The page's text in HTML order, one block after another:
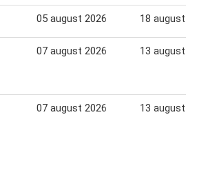
05 august 2026 18 august
07 august 2026 13 august
07 august 2026 13 august